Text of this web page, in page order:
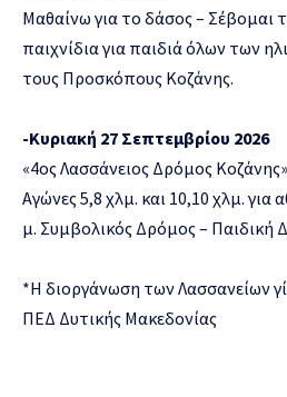
Μαθαίνω για το δάσος – Σέβομαι
παιχνίδια για παιδιά όλων των
τους Προσκόπους Κοζάνης.
-Κυριακή 27 Σεπτεμβρίου 2026
«4ος Λασσάνειος Δρόμος Κοζάνης»
Αγώνες 5,8 χλμ. και 10,10 χλμ. για
μ. Συμβολικός Δρόμος – Παιδική
*H διοργάνωση των Λασσανείων
ΠΕΔ Δυτικής Μακεδονίας